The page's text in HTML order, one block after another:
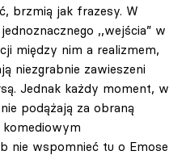
brzmią jak frazesy. W
,,wejścia” w
między nim a realizmem,
niezgrabnie zawieszeni
Jednak każdy moment, w
podążają za obraną
nie wspomnieć tu o Emose